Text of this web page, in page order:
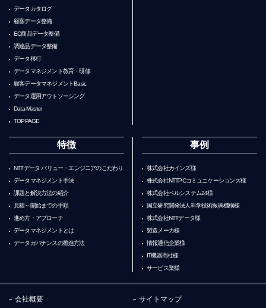
データカタログ
顧客データ整備
EC商品データ整備
調達品データ整備
データ移行
データマネジメント教育・研修
顧客データマネジメントBasic
データ運用アウトソーシング
Data-Master
TOPPAGE
特徴
NTTデータ バリュー・エンジニアのこだわり
データマネジメント手法
課題と解決方法の紹介
見積～開始までの手順
進め方・アプローチ
データマネジメントとは
データガバナンスの推進方法
事例
株式会社カインズ様
株式会社NTTPCコミュニケーションズ様
株式会社ベルシステム24様
国立研究開発法人科学技術振興機構様
株式会社NTTデータ様
製造メーカ様
情報通信企業様
IT機器商社様
サービス業様
会社概要
サイトマップ